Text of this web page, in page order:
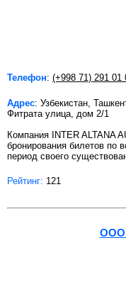
Телефон: (+998 71) 291 01
Адрес: Узбекистан,
Фитрата улица, дом 2/1
Компания INTER ALTANA
бронирования билетов по
период своего
Рейтинг: 121
ООО